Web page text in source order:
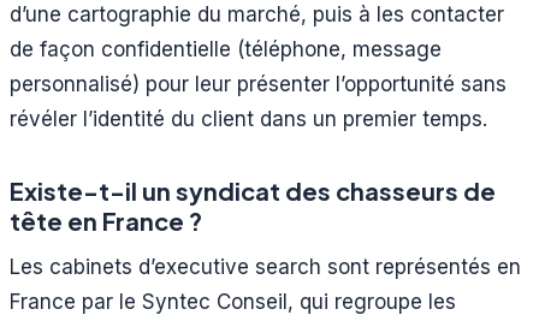
d’une cartographie du marché, puis à les contacter
de façon confidentielle (téléphone, message
personnalisé) pour leur présenter l’opportunité sans
révéler l’identité du client dans un premier temps.
Existe-t-il un syndicat des chasseurs de
tête en France ?
Les cabinets d’executive search sont représentés en
France par le Syntec Conseil, qui regroupe les